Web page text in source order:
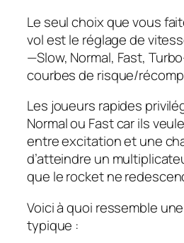
Le seul choix que vous
vol est le réglage de
—Slow, Normal, Fast,
courbes de risque/
Les joueurs rapides
Normal ou Fast car ils
entre excitation et une
d’atteindre un
que le rocket ne
Voici à quoi ressemble
typique :